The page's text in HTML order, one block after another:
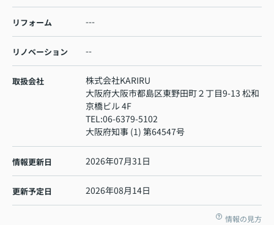
リフォーム ---
リノベーション --
取扱会社
株式会社KARIRU
大阪府大阪市都島区東野田町２丁目9-13 松和
京橋ビル 4F
TEL:06-6379-5102
大阪府知事 (1) 第64547号
情報更新日 2026年07月31日
更新予定日 2026年08月14日
情報の見方